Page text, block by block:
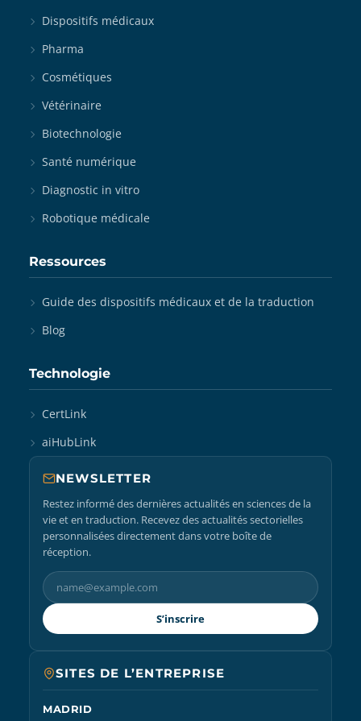
Dispositifs médicaux
Pharma
Cosmétiques
Vétérinaire
Biotechnologie
Santé numérique
Diagnostic in vitro
Robotique médicale
Ressources
Guide des dispositifs médicaux et de la traduction
Blog
Technologie
CertLink
aiHubLink
NEWSLETTER
Restez informé des dernières actualités en sciences de la
vie et en traduction. Recevez des actualités sectorielles
personnalisées directement dans votre boîte de
réception.
S’inscrire
SITES DE L’ENTREPRISE
MADRID